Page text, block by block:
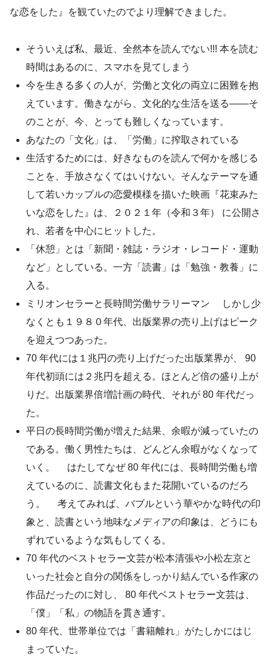
な恋をした』を観ていたのでより理解できました。
そういえば私、最近、全然本を読んでない!!! 本を読む
時間はあるのに、スマホを見てしまう
今を生きる多くの人が、労働と文化の両立に困難を抱
えています。働きながら、文化的な生活を送る――そ
のことが、今、とっても難しくなっています。
あなたの「文化」は、「労働」に搾取されている
生活するためには、好きなものを読んで何かを感じる
ことを、手放さなくてはいけない。そんなテーマを通
して若いカップルの恋愛模様を描いた映画『花束みた
いな恋をした』は、２０２１年（令和３年） に公開さ
れ、若者を中心にヒットした。
「休憩」とは「新聞・雑誌・ラジオ・レコード・運動
など」としている。一方「読書」は「勉強・教養」に
入る。
ミリオンセラーと長時間労働サラリーマン しかし少
なくとも１９８０年代、出版業界の売り上げはピーク
を迎えつつあった。
70 年代には１兆円の売り上げだった出版業界が、 90
年代初頭には２兆円を超える。ほとんど倍の盛り上が
りだ。出版業界倍増計画の時代、それが 80 年代だっ
た。
平日の長時間労働が増えた結果、余暇が減っていたの
である。働く男性たちは、どんどん余暇がなくなって
いく。 はたしてなぜ 80 年代には、長時間労働も増
えているのに、読書文化もまた花開いているのだろ
う。 考えてみれば、バブルという華やかな時代の印
象と、読書という地味なメディアの印象は、どうにも
ずれているような気もしてくる。
70 年代のベストセラー文芸が松本清張や小松左京と
いった社会と自分の関係をしっかり結んでいる作家の
作品だったのに対し、 80 年代ベストセラー文芸は、
「僕」「私」の物語を貫き通す。
80 年代、世帯単位では「書籍離れ」がたしかにはじ
まっていた。